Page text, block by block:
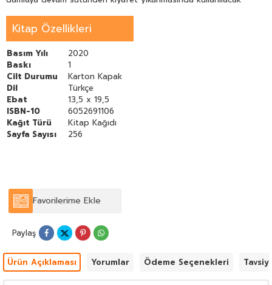
nasıl seçmeniz gerektiği detaylıca yer alıyor. Her bir ürünün
içerisinde kullanılan maddeler teker teker açıklanarak faydaları
ve zararları gün ışığına çıkarılıyor.Ayrıca doğal bebek
losyonundan yumuşatıcıya doğal diş macunundan koruyucu
kreme kadar evde kendi kendinize yapabileceğiniz birçok doğal
ürünün tarifi de sizleri bekliyor.
Kitap Özellikleri
Basım Yılı
2020
Baskı
1
Cilt Durumu
Karton Kapak
Dil
Türkçe
Ebat
13,5 x 19,5
ISBN-10
6052691106
Kağıt Türü
Kitap Kağıdı
Sayfa Sayısı
256
Favorilerime Ekle
Paylaş
Ürün Açıklaması Yorumlar Ödeme Seçenekleri